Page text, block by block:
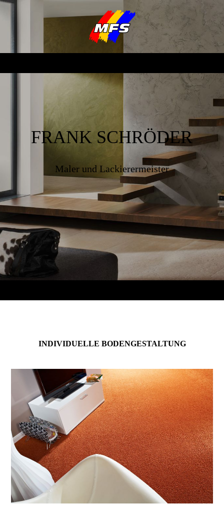
FRANK SCHRÖDER
Maler und Lackierermeister
INDIVIDUELLE BODENGESTALTUNG